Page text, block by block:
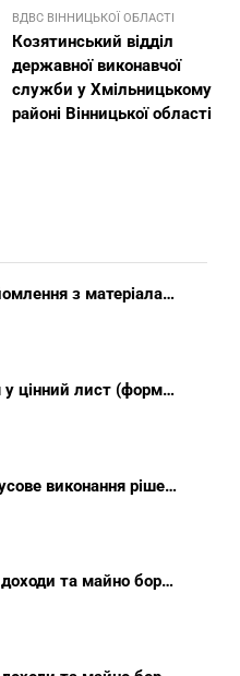
ВДВС ВІННИЦЬКОЇ ОБЛАСТІ
Козятинський відділ
державної виконавчої
служби у Хмільницькому
районі Вінницької області
Заява про ознайомлення з матеріалами виконавчого провадження (зразок, шаблон 2025 року)
Опис вкладення у цінний лист (форма 107) + інструкція відправлення цінного листа з описом вкладення
Заява про примусове виконання рішення (зразок, шаблон 2025 року)
Декларація про доходи та майно боржника фізичної особи (бланк) + інструкція